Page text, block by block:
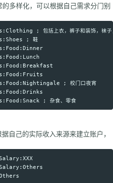
多样化，可以根据自己需求分门别
: Clothing
: Shoes
: Food : Dinner
: Food : Lunch
: Food : Breakfast
: Food : Fruits
: Food : Nightingale
: Food : Drinks
: Food : Snack
自己的实际收入来源来建立账户，
: XXX
: Others